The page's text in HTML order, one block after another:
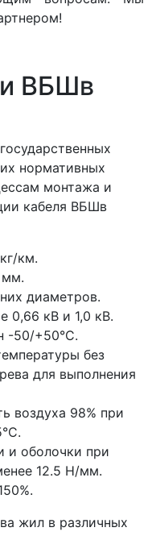
ВБШв
нормативных
монтажа и
кабеля ВБШв
км.
мм.
диаметров.
0,66 кВ и 1,0 кВ.
-50/+50°С.
без
для выполнения
воздуха 98% при
и оболочки при
12.5 Н/мм.
жил в различных